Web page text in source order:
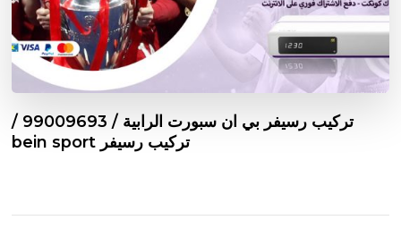
تركيب رسيفر بي ان سبورت الرابية / 99009693 /
تركيب رسيفر bein sport